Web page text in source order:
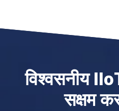
विश्वसनीय
सक्षम